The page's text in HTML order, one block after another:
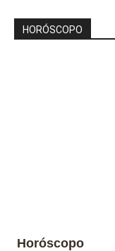
HORÓSCOPO
Horóscopo